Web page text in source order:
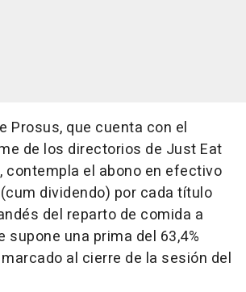
Prosus, que cuenta con el
de los directorios de Just Eat
contempla el abono en efectivo
dividendo) por cada título
del reparto de comida a
supone una prima del 63,4%
al cierre de la sesión del